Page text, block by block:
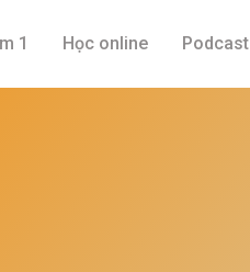
1 Học online Podcast